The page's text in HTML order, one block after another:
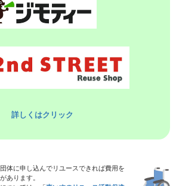
詳しくはクリック
体に申し込んでリユースできれば費用を
あります。